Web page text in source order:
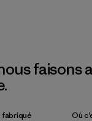
faisons
fabriqué Où